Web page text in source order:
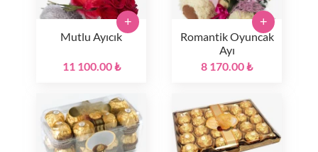
Mutlu Ayıcık
11 100.00 ₺
+
Romantik Oyuncak
Ayı
8 170.00 ₺
+